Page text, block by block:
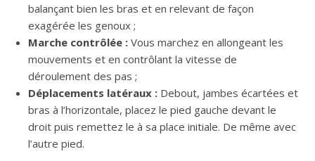
balançant bien les bras et en relevant de façon
exagérée les genoux ;
Marche contrôlée : Vous marchez en allongeant les
mouvements et en contrôlant la vitesse de
déroulement des pas ;
Déplacements latéraux : Debout, jambes écartées et
bras à l’horizontale, placez le pied gauche devant le
droit puis remettez le à sa place initiale. De même avec
l’autre pied.